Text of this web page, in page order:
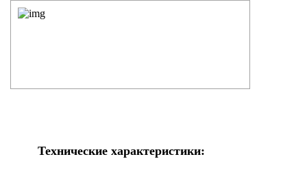
СФ Опоры освещения силовые
СФГ Силовые фланцевые
Технические характеристики: